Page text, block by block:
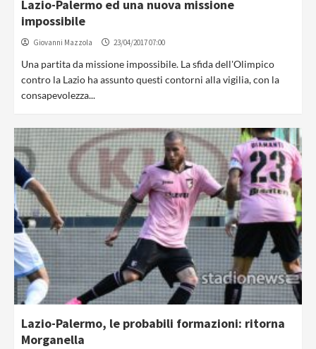
Lazio-Palermo ed una nuova missione
impossibile
Giovanni Mazzola 23/04/2017 07:00
Una partita da missione impossibile. La sfida dell'Olimpico
contro la Lazio ha assunto questi contorni alla vigilia, con la
consapevolezza...
Lazio-Palermo, le probabili formazioni: ritorna
Morganella